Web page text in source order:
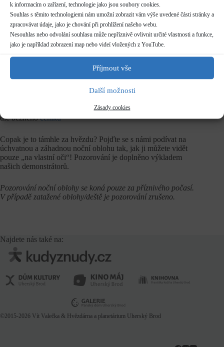
k informacím o zařízení, technologie jako jsou soubory cookies.
Souhlas s těmito technologiemi nám umožní zobrazit vám výše uvedené části stránky a
zpracovávat údaje, jako je chování při prohlížení našeho webu.
Nesouhlas nebo odvolání souhlasu může nepříznivě ovlivnit určité vlastnosti a funkce,
jako je například zobrazení map nebo videí vložených z YouTube.
Příjmout vše
Další možnosti
Zásady cookies
Kategorie
Pravidelné akce
Rezervace
skupiny více než 10 osob nutno hlásit předem (telefon/email)
pro skupiny více než 20 osob nutno dohodnout individuální
termín
dle běžnéhoceníku
Copak je to támhle za hvězdu? Pojďte se s námi podívat na
úchvatnou a záhadnou noční oblohu tak, jak ji můžete vidět
pouze „na vlastní oči“! Pozorování je doplněno výkladem
našich demonstrátorů.
Pozorování noční oblohy se koná pouze za příznivého počasí.
V případě zatažené oblohy/deště je pozorování zrušeno.
Najdete nás také na:
©2015-2026 Vít Valečka & Hvězdárna a planetárium Uherský Brod